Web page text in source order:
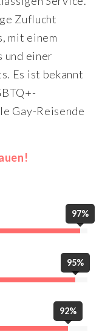
Zuflucht
mit einem
und einer
Es ist bekannt
Gay-Reisende
97%
95%
92%